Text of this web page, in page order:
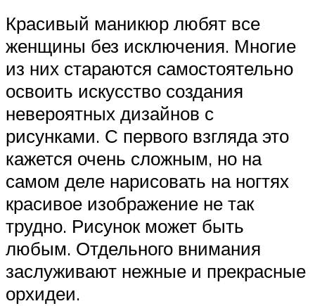
Красивый маникюр любят все
женщины без исключения. Многие
из них стараются самостоятельно
освоить искусство создания
невероятных дизайнов с
рисунками. С первого взгляда это
кажется очень сложным, но на
самом деле нарисовать на ногтях
красивое изображение не так
трудно. Рисунок может быть
любым. Отдельного внимания
заслуживают нежные и прекрасные
орхидеи.